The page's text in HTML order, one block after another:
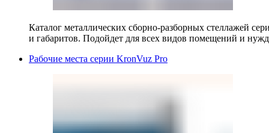
Каталог металлических сборно-разборных стеллажей
и габаритов. Подойдет для всех видов помещений и
Рабочие места серии KronVuz Pro